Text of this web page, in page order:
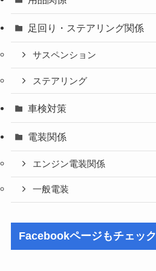
足回り・ステアリング関係
サスペンション
ステアリング
車検対策
電装関係
エンジン電装関係
一般電装
Facebookページもチェック